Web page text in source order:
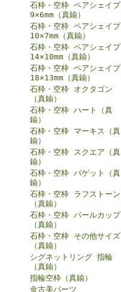
石枠・空枠 ペアシェイプ
9×6mm（真鍮）
石枠・空枠 ペアシェイプ
10×7mm（真鍮）
石枠・空枠 ペアシェイプ
14×10mm（真鍮）
石枠・空枠 ペアシェイプ
18×13mm（真鍮）
石枠・空枠 オクタゴン
（真鍮）
石枠・空枠 ハート（真
鍮）
石枠・空枠 マーキス（真
鍮）
石枠・空枠 スクエア（真
鍮）
石枠・空枠 バゲット（真
鍮）
石枠・空枠 ラフストーン
（真鍮）
石枠・空枠 パールカップ
（真鍮）
石枠・空枠 その他サイズ
（真鍮）
シグネットリング 指輪
（真鍮）
指輪空枠（真鍮）
金古美パーツ